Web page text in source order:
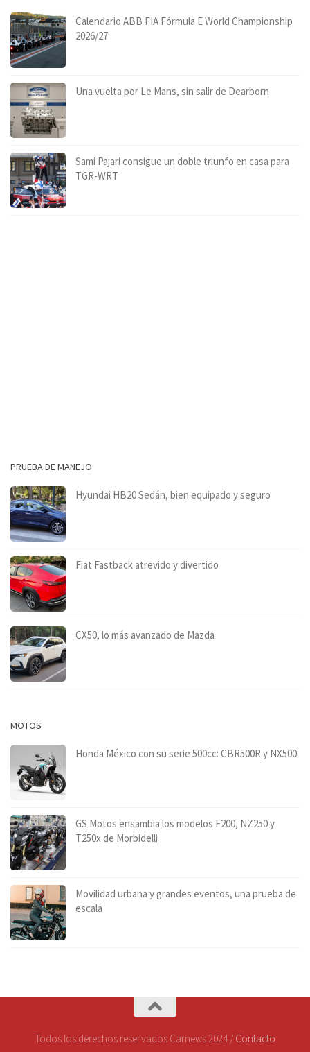
Calendario ABB FIA Fórmula E World Championship
2026/27
Una vuelta por Le Mans, sin salir de Dearborn
Sami Pajari consigue un doble triunfo en casa para
TGR-WRT
PRUEBA DE MANEJO
Hyundai HB20 Sedán, bien equipado y seguro
Fiat Fastback atrevido y divertido
CX50, lo más avanzado de Mazda
MOTOS
Honda México con su serie 500cc: CBR500R y NX500
GS Motos ensambla los modelos F200, NZ250 y
T250x de Morbidelli
Movilidad urbana y grandes eventos, una prueba de
escala
Todos los derechos reservados Carnews 2024 / Contacto